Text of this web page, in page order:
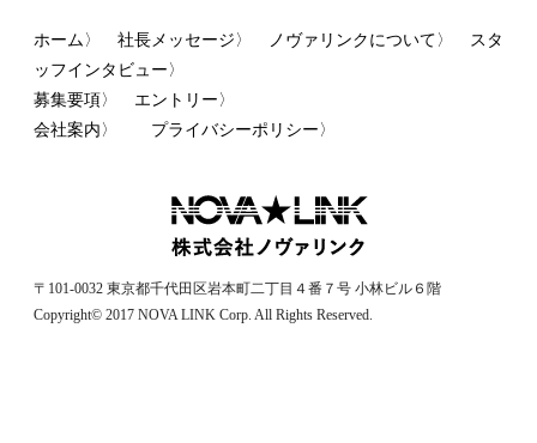
ホーム〉 社長メッセージ〉 ノヴァリンクについて〉
スタ
ッフインタビュー〉
募集要項〉 エントリー〉
会社案内〉 プライバシーポリシー〉
〒101-0032 東京都千代田区岩本町二丁目４番７号 小林ビル６階
Copyright© 2017 NOVA LINK Corp. All Rights Reserved.